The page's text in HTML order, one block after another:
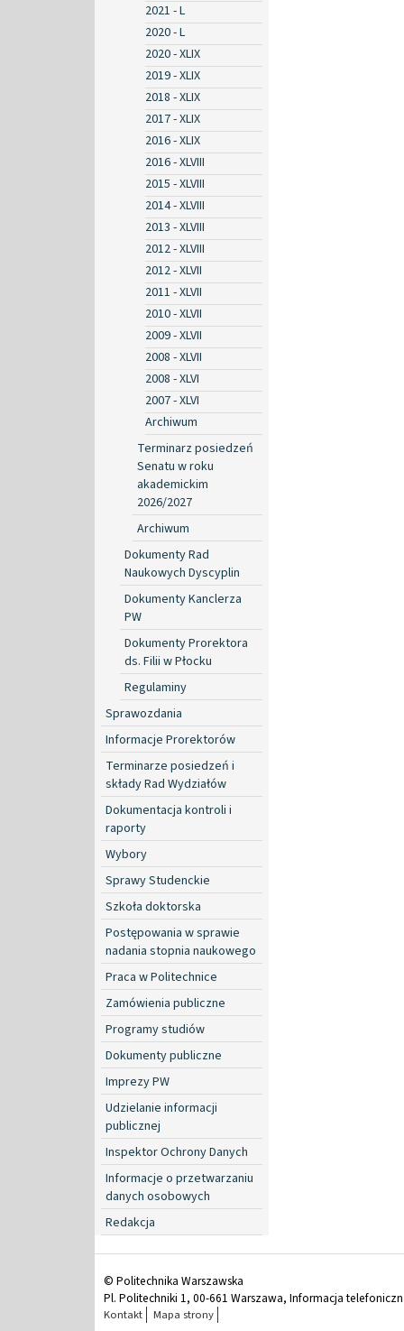
2021 - L
2020 - L
2020 - XLIX
2019 - XLIX
2018 - XLIX
2017 - XLIX
2016 - XLIX
2016 - XLVIII
2015 - XLVIII
2014 - XLVIII
2013 - XLVIII
2012 - XLVIII
2012 - XLVII
2011 - XLVII
2010 - XLVII
2009 - XLVII
2008 - XLVII
2008 - XLVI
2007 - XLVI
Archiwum
Terminarz posiedzeń
Senatu w roku
akademickim
2026/2027
Archiwum
Dokumenty Rad
Naukowych Dyscyplin
Dokumenty Kanclerza
PW
Dokumenty Prorektora
ds. Filii w Płocku
Regulaminy
Sprawozdania
Informacje Prorektorów
Terminarze posiedzeń i
składy Rad Wydziałów
Dokumentacja kontroli i
raporty
Wybory
Sprawy Studenckie
Szkoła doktorska
Postępowania w sprawie
nadania stopnia naukowego
Praca w Politechnice
Zamówienia publiczne
Programy studiów
Dokumenty publiczne
Imprezy PW
Udzielanie informacji
publicznej
Inspektor Ochrony Danych
Informacje o przetwarzaniu
danych osobowych
Redakcja
© Politechnika Warszawska
Pl. Politechniki 1, 00-661 Warszawa, Informacja
Kontakt Mapa strony